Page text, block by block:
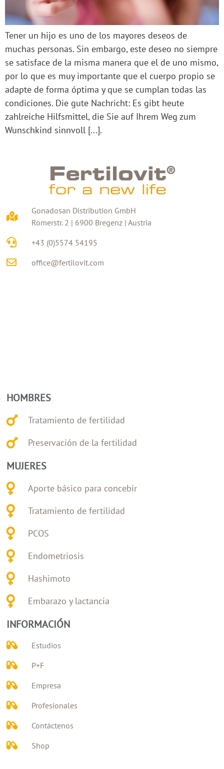
Tener un hijo es uno de los mayores deseos de
muchas personas. Sin embargo, este deseo no siempre
se satisface de la misma manera que el de uno mismo,
por lo que es muy importante que el cuerpo propio se
adapte de forma óptima y que se cumplan todas las
condiciones. Die gute Nachricht: Es gibt heute
zahlreiche Hilfsmittel, die Sie auf Ihrem Weg zum
Wunschkind sinnvoll [...].
Gonadosan Distribution GmbH
Römerstr. 2 | 6900 Bregenz | Austria
+43 (0)5574 54195
office@fertilovit.com
HOMBRES
Tratamiento de fertilidad
Preservación de la fertilidad
MUJERES
Aporte básico para concebir
Tratamiento de fertilidad
PCOS
Endometriosis
Hashimoto
Embarazo y lactancia
INFORMACIÓN
Estudios
P+F
Empresa
Profesionales
Contáctenos
Shop